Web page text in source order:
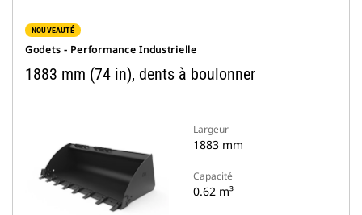
NOUVEAUTÉ
Godets - Performance Industrielle
1883 mm (74 in), dents à boulonner
Largeur
1883 mm
Capacité
0.62 m³